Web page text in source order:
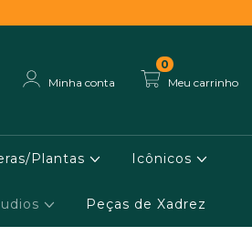
Minha conta Meu carrinho
0
Plantas Icônicos
Peças de Xadrez